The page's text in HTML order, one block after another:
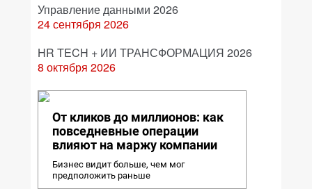
Управление данными 2026
24 сентября 2026
HR TECH + ИИ ТРАНСФОРМАЦИЯ 2026
8 октября 2026
От кликов до миллионов: как
повседневные операции
влияют на маржу компании
Бизнес видит больше, чем мог
предположить раньше